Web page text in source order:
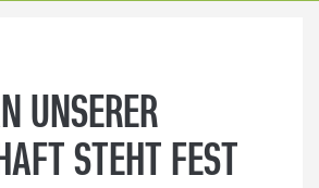
UNSERER
STEHT FEST